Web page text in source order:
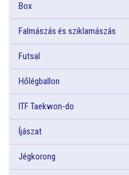
Box
Falmászás és sziklamászás
Futsal
Hőlégballon
ITF Taekwon-do
Íjászat
Jégkorong